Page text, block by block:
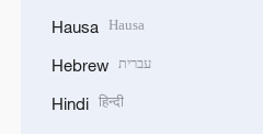
Hausa Hausa
Hebrew עברית
Hindi हिन्दी